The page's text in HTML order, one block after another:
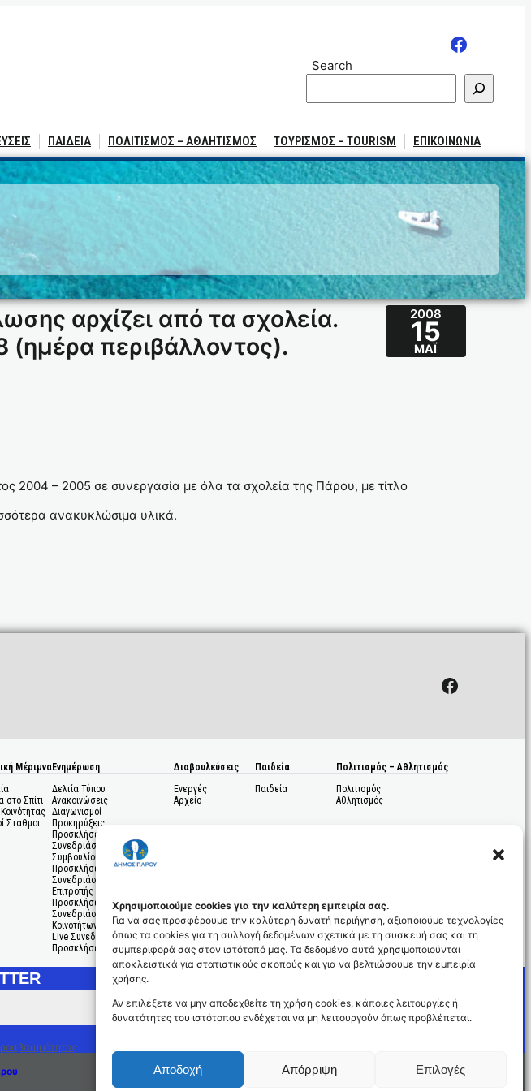
Χρησιμοποιούμε cookies για την καλύτερη εμπειρία σας.
Για να σας προσφέρουμε την καλύτερη δυνατή περιήγηση, αξιοποιούμε τεχνολογίες
όπως τα cookies για τη συλλογή δεδομένων σχετικά με τη συσκευή σας και τη
συμπεριφορά σας στον ιστότοπό μας. Τα δεδομένα αυτά χρησιμοποιούνται
αποκλειστικά για στατιστικούς σκοπούς και για να βελτιώσουμε την εμπειρία
χρήσης.
Αν επιλέξετε να μην αποδεχθείτε τη χρήση cookies, κάποιες λειτουργίες ή
δυνατότητες του ιστότοπου ενδέχεται να μη λειτουργούν όπως προβλέπεται.
Αποδοχή Απόρριψη Επιλογές
Search
ΠΑΙΔΕΙΑ ΠΟΛΙΤΙΣΜΟΣ – ΑΘΛΗΤΙΣΜΟΣ ΤΟΥΡΙΣΜΟΣ – TOURISM ΕΠΙΚΟΙΝΩΝΙΑ
αρχίζει από τα σχολεία.
(ημέρα περιβάλλοντος).
2008
15
ΜΆΙ
2004 – 2005 σε συνεργασία με όλα τα σχολεία της Πάρου, με τίτλο
ανακυκλώσιμα υλικά.
Facebook
Μέριμνα
στο Σπίτι
Σταθμοι
Ενημέρωση
Δελτία Τύπου
Ανακοινώσεις
Διαγωνισμοί
Προκηρύξεις
Προσκλήσεις σε
Συνεδριάσεις Δημοτικού
Συμβουλίου
Προσκλήσεις σε
Συνεδριάσεις Δημοτικής
Επιτροπής
Προσκλήσεις σε
Συνεδριάσεις Δημοτικών
Κοινοτήτων
Live Συνεδριάσεις
Προσκλήσεις Ενδιαφέροντος
Διαβουλεύσεις
Ενεργές
Αρχείο
Παιδεία
Παιδεία
Πολιτισμός – Αθλητισμός
Πολιτισμός
Αθλητισμός